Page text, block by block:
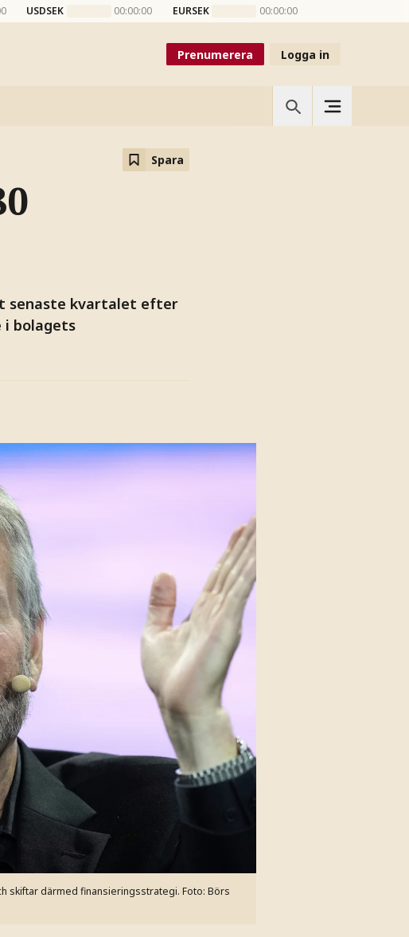
USDSEK 00:00:00 EURSEK 00:00:00
Prenumerera Logga in
Spara
senaste kvartalet efter
i bolagets
skiftar därmed finansieringsstrategi. Foto: Börs